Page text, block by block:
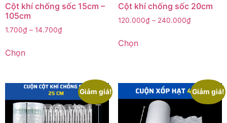
Cột khí chống sốc 15cm –
105cm
1.700₫ – 14.700₫
Chọn
Cột khí chống sốc 20cm
120.000₫ – 240.000₫
Chọn
Giảm giá! Giảm giá!